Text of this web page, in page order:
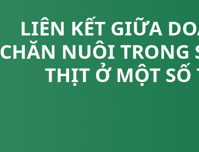
LIÊN KẾT GIỮA
CHĂN NUÔI TRONG
THỊT Ở MỘT